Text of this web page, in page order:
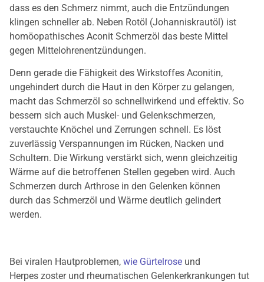
dass es den Schmerz nimmt, auch die Entzündungen
klingen schneller ab. Neben Rotöl (Johanniskrautöl) ist
homöopathisches Aconit Schmerzöl das beste Mittel
gegen Mittelohrenentzündungen.
Denn gerade die Fähigkeit des Wirkstoffes Aconitin,
ungehindert durch die Haut in den Körper zu gelangen,
macht das Schmerzöl so schnellwirkend und effektiv. So
bessern sich auch Muskel- und Gelenkschmerzen,
verstauchte Knöchel und Zerrungen schnell. Es löst
zuverlässig Verspannungen im Rücken, Nacken und
Schultern. Die Wirkung verstärkt sich, wenn gleichzeitig
Wärme auf die betroffenen Stellen gegeben wird. Auch
Schmerzen durch Arthrose in den Gelenken können
durch das Schmerzöl und Wärme deutlich gelindert
werden.
Bei viralen Hautproblemen, wie Gürtelrose und
Herpes zoster und rheumatischen Gelenkerkrankungen tut